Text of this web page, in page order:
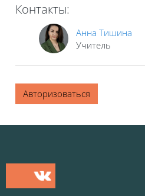
Контакты:
Анна Тишина
Учитель
Авторизоваться